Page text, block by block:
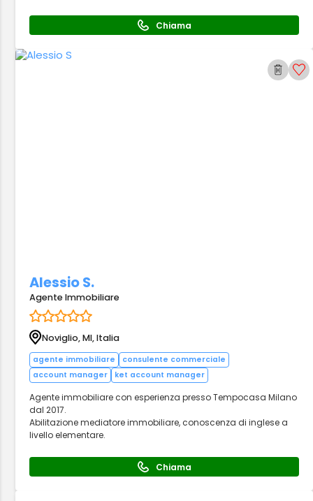
Chiama
Alessio S.
Agente Immobiliare
Noviglio, MI, Italia
agente immobiliare
consulente commerciale
account manager
ket account manager
Agente immobiliare con esperienza presso Tempocasa Milano
dal 2017.
Abilitazione mediatore immobiliare, conoscenza di inglese a
livello elementare.
Chiama